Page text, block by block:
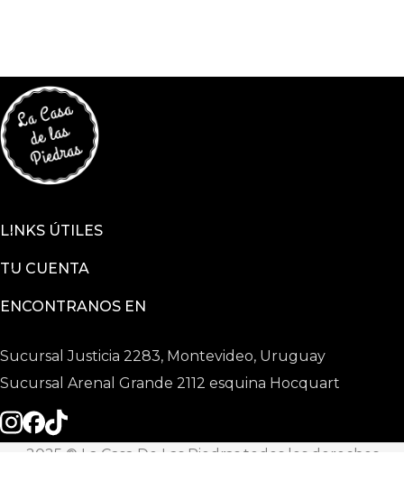
LINKS ÚTILES
TU CUENTA
ENCONTRANOS EN
Sucursal Justicia 2283, Montevideo, Uruguay
Sucursal Arenal Grande 2112 esquina Hocquart
2025 © La Casa De Las Piedras todos los derechos